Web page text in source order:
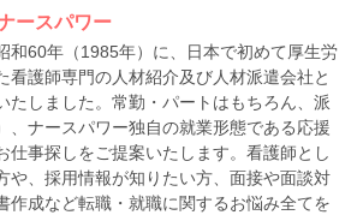
ースパワー
和60年（1985年）に、日本で初めて厚生労
看護師専門の人材紹介及び人材派遣会社と
たしました。常勤・パートはもちろん、派
、ナースパワー独自の就業形態である応援
仕事探しをご提案いたします。看護師とし
や、採用情報が知りたい方、面接や面談対
作成など転職・就職に関するお悩み全てを